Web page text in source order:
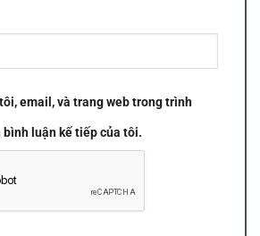
email, và trang web trong trình
luận kế tiếp của tôi.